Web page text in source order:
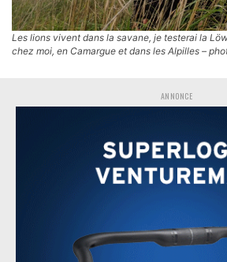
Les lions vivent dans la savane, je testerai la
chez moi, en Camargue et dans les Alpilles –
ANNONCE